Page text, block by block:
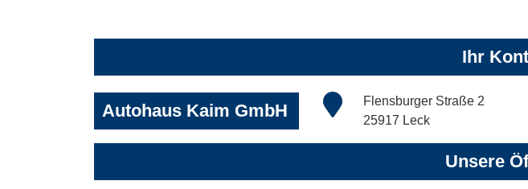
Ihr
Autohaus Kaim GmbH
Flensburger Straße 2
25917 Leck
Unsere